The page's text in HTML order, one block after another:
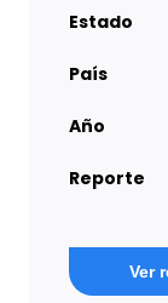
Estado
País
Año
Reporte
Ver